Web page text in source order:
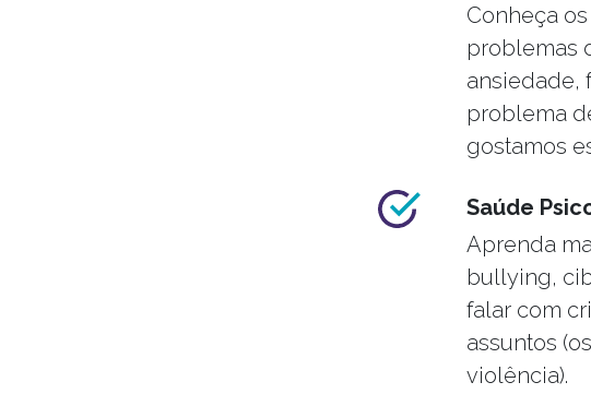
Conheça
problemas
ansiedade,
problema
gostamos
Saúde
Aprenda
bullying,
falar com
assuntos
violência).